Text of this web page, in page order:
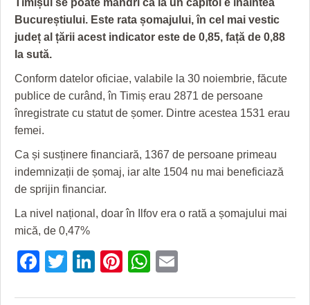
GRĂDINA TAICII DOMNULUI
ZIARISTU’ DE TERASĂ
CU OIŞTEA-N KIERKEGAARD
PE SURSE
CRONICĂ DE FILM
UNDE MERGEM
FILME DOCUMENTARE
JOCURI ONLINE
ACCIDENTE
ANUNŢURI
INFO SI UTILE
INVATAMANT
FILME DOCUMENTARE
JOCURI ONLINE
DIVERSE
Timișul se poate mândri că la un capitol e înaintea
Bucureștiului. Este rata șomajului, în cel mai vestic
județ al țării acest indicator este de 0,85, față de 0,88
la sută.
Conform datelor oficiae, valabile la 30 noiembrie, făcute
publice de curând, în Timiș erau 2871 de persoane
înregistrate cu statut de șomer. Dintre acestea 1531 erau
femei.
Ca și susținere financiară, 1367 de persoane primeau
indemnizații de șomaj, iar alte 1504 nu mai beneficiază
de sprijin financiar.
La nivel național, doar în Ilfov era o rată a șomajului mai
mică, de 0,47%
Facebook
Twitter
LinkedIn
Pinterest
WhatsApp